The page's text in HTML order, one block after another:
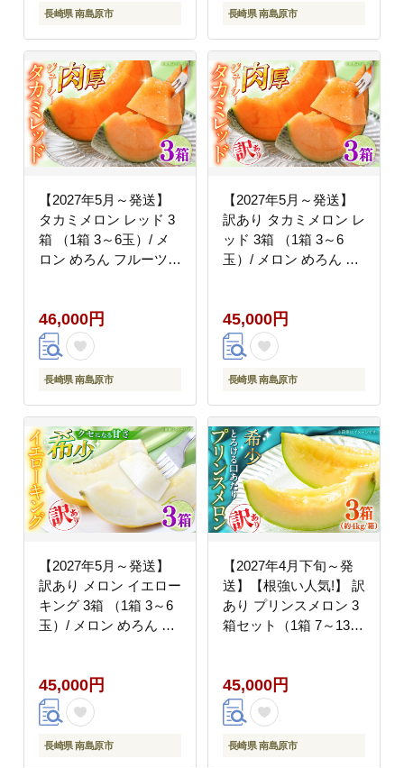
長崎県 南島原市 長崎県 南島原市
【2027年5月～発送】
タカミメロン レッド 3
箱 （1箱 3～6玉）/ メ
ロン めろん フルーツ
46,000円
長崎県 南島原市
【2027年5月～発送】
訳あり タカミメロン レ
ッド 3箱 （1箱 3～6
玉）/ メロン めろん フ
[SCV038]
45,000円
長崎県 南島原市
【2027年5月～発送】
訳あり メロン イエロー
キング 3箱 （1箱 3～6
玉）/ メロン めろん フ
[SCV044]
45,000円
長崎県 南島原市
【2027年4月下旬～発
送】【根強い人気!】 訳
あり プリンスメロン 3
箱セット（1箱 7～13
南島原市 / 南島原果物
屋 [SCV023]
45,000円
長崎県 南島原市